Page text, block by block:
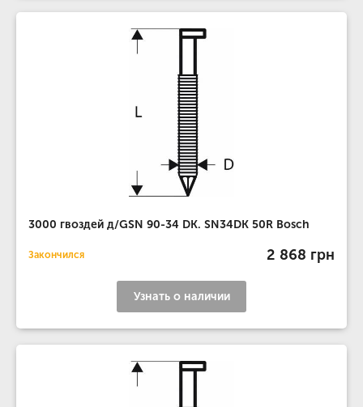
3000 гвоздей д/GSN 90-34 DK. SN34DK 50R Bosch
Закончился 2 868 грн
Узнать о наличии